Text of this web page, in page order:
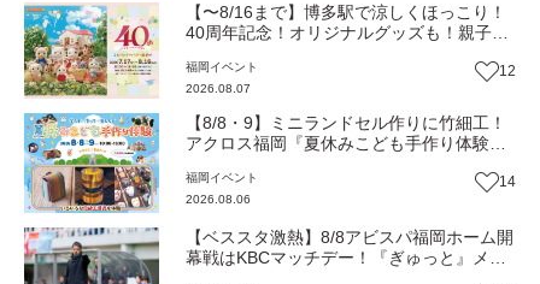
【〜8/16まで】博多駅で涼しくほっこり！
40周年記念！オリジナルグッズも！親子揃
こう（JR九州ホール）【イベント】
福岡 イベント
2026.08.07
12
【8/8・9】ミニランドセル作りに竹細工！
アクロス福岡『夏休みこども手作り体験』
中央区）【イベント】
福岡 イベント
2026.08.06
14
【ベススタ激熱】8/8アビスパ福岡ホーム開
幕戦はKBCマッチデー！『ぎゅっと』メン